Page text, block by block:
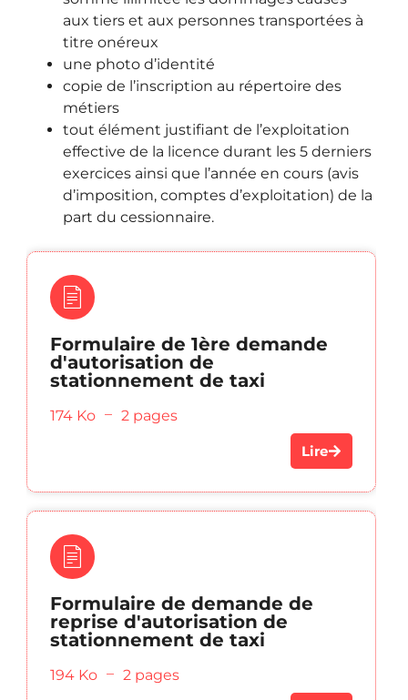
aux tiers et aux personnes transportées à
titre onéreux
une photo d’identité
copie de l’inscription au répertoire des
métiers
tout élément justifiant de l’exploitation
effective de la licence durant les 5 derniers
exercices ainsi que l’année en cours (avis
d’imposition, comptes d’exploitation) de la
part du cessionnaire.
Formulaire de 1ère demande
d'autorisation de
stationnement de taxi
174 Ko 2 pages
Lire
Formulaire de demande de
reprise d'autorisation de
stationnement de taxi
194 Ko 2 pages